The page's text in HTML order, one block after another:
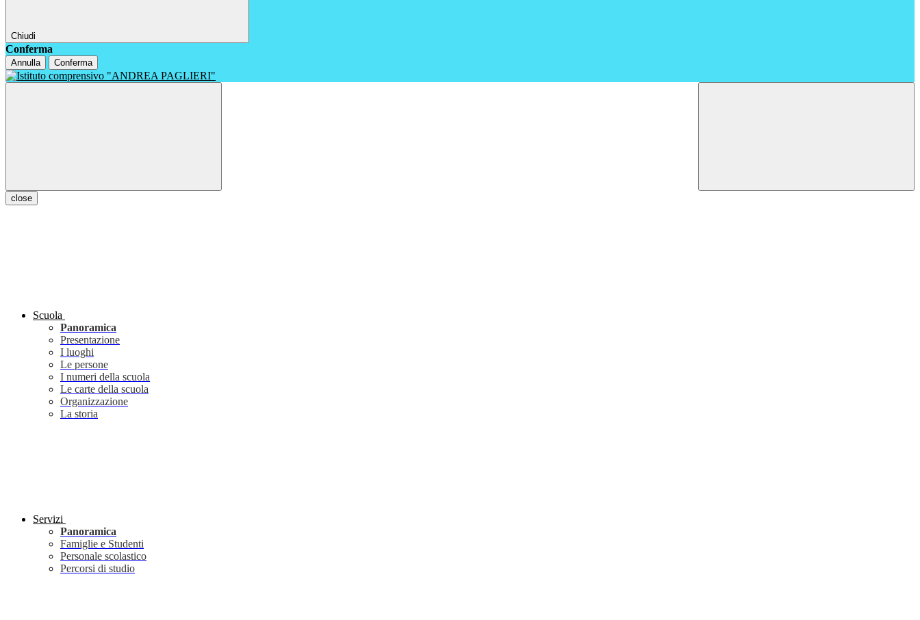
Chiudi
Conferma
Annulla Conferma
close
Scuola
Panoramica
Presentazione
I luoghi
Le persone
I numeri della scuola
Le carte della scuola
Organizzazione
La storia
Servizi
Panoramica
Famiglie e Studenti
Personale scolastico
Percorsi di studio